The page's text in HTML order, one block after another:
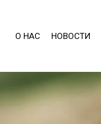
О НАС НОВОСТИ